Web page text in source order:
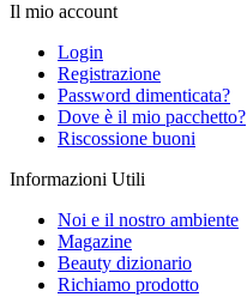
Il mio account
Login
Registrazione
Password dimenticata?
Dove è il mio pacchetto?
Riscossione buoni
Informazioni Utili
Noi e il nostro ambiente
Magazine
Beauty dizionario
Richiamo prodotto